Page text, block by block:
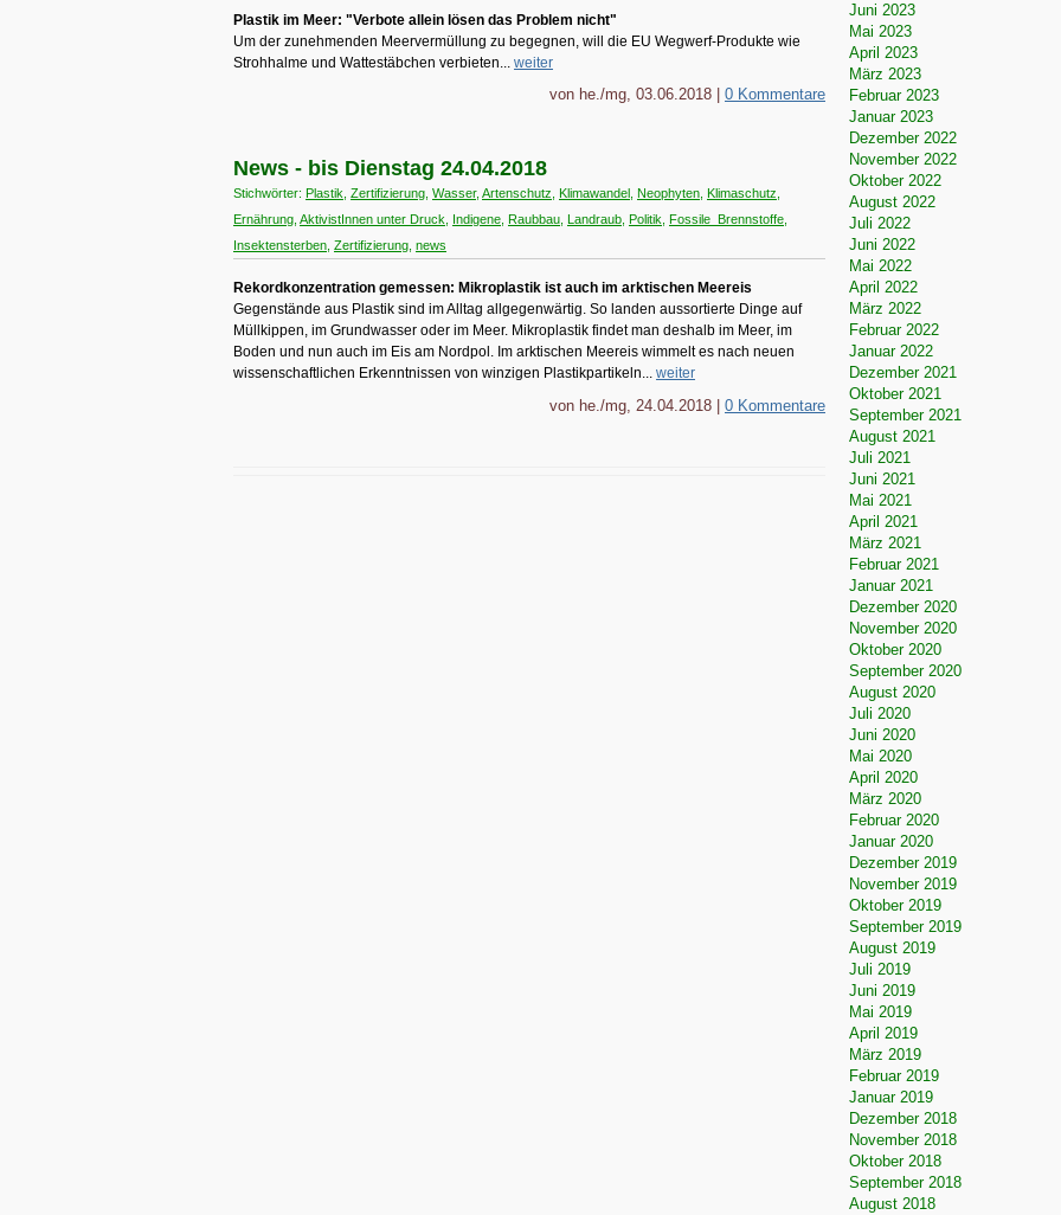
Plastik im Meer: "Verbote allein lösen das Problem nicht"
Um der zunehmenden Meervermüllung zu begegnen, will die EU Wegwerf-Produkte wie
Strohhalme und Wattestäbchen verbieten... weiter
von he./mg, 03.06.2018 | 0 Kommentare
News - bis Dienstag 24.04.2018
Stichwörter: Plastik Zertifizierung Wasser, Artenschutz Klimawandel Neophyten Klimaschutz
Ernährung AktivistInnen unter Druck Indigene Raubbau Landraub Politik Fossile_Brennstoffe
Insektensterben Zertifizierung news
Rekordkonzentration gemessen: Mikroplastik ist auch im arktischen Meereis
Gegenstände aus Plastik sind im Alltag allgegenwärtig. So landen aussortierte Dinge auf
Müllkippen, im Grundwasser oder im Meer. Mikroplastik findet man deshalb im Meer, im
Boden und nun auch im Eis am Nordpol. Im arktischen Meereis wimmelt es nach neuen
wissenschaftlichen Erkenntnissen von winzigen Plastikpartikeln... weiter
von he./mg, 24.04.2018 | 0 Kommentare
Juni 2023
Mai 2023
April 2023
März 2023
Februar 2023
Januar 2023
Dezember 2022
November 2022
Oktober 2022
August 2022
Juli 2022
Juni 2022
Mai 2022
April 2022
März 2022
Februar 2022
Januar 2022
Dezember 2021
Oktober 2021
September 2021
August 2021
Juli 2021
Juni 2021
Mai 2021
April 2021
März 2021
Februar 2021
Januar 2021
Dezember 2020
November 2020
Oktober 2020
September 2020
August 2020
Juli 2020
Juni 2020
Mai 2020
April 2020
März 2020
Februar 2020
Januar 2020
Dezember 2019
November 2019
Oktober 2019
September 2019
August 2019
Juli 2019
Juni 2019
Mai 2019
April 2019
März 2019
Februar 2019
Januar 2019
Dezember 2018
November 2018
Oktober 2018
September 2018
August 2018